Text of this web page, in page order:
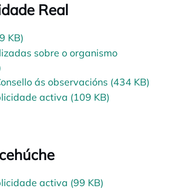
Real
KB)
sobre o organismo
ás observacións (434 KB)
activa (109 KB)
activa (99 KB)